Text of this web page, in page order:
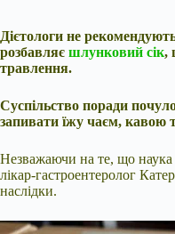
Дієтологи не
розбавляє шлунковий сік,
травлення.
Суспільство поради
запивати їжу чаєм, кавою
Незважаючи на те, що
лікар-гастроентеролог
наслідки.